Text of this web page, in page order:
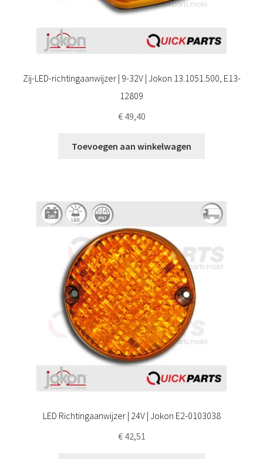
Zij-LED-richtingaanwijzer | 9-32V | Jokon 13.1051.500, E13-
12809
€49,40
Toevoegen aan winkelwagen
LED Richtingaanwijzer | 24V | Jokon E2-0103038
€42,51